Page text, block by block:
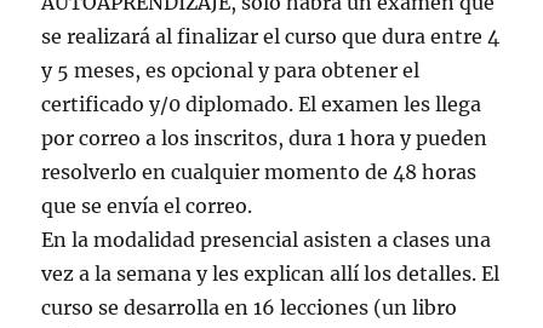
se realizará al finalizar el curso que dura entre 4
y 5 meses, es opcional y para obtener el
certificado y/0 diplomado. El examen les llega
por correo a los inscritos, dura 1 hora y pueden
resolverlo en cualquier momento de 48 horas
que se envía el correo.
En la modalidad presencial asisten a clases una
vez a la semana y les explican allí los detalles. El
curso se desarrolla en 16 lecciones (un libro